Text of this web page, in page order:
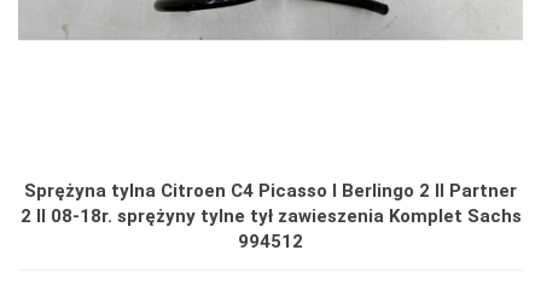
Sprężyna tylna Citroen C4 Picasso I Berlingo 2 II Partner
2 II 08-18r. sprężyny tylne tył zawieszenia Komplet Sachs
994512